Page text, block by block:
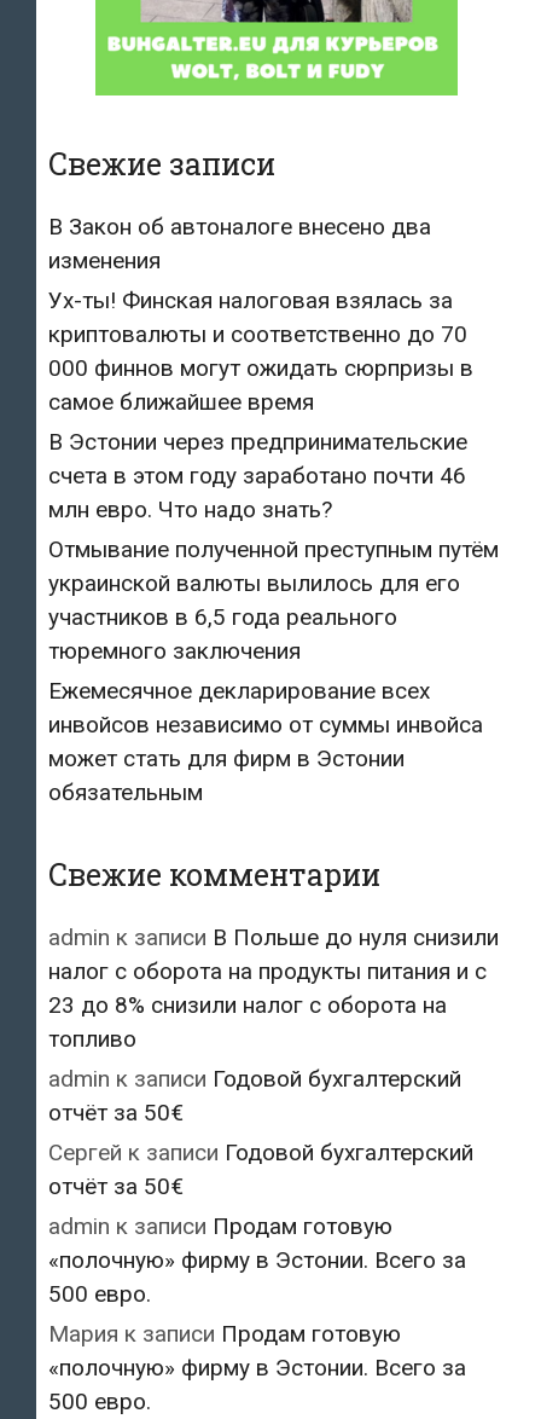
Свежие записи
В Закон об автоналоге внесено два
изменения
Ух-ты! Финская налоговая взялась за
криптовалюты и соответственно до 70
000 финнов могут ожидать сюрпризы в
самое ближайшее время
В Эстонии через предпринимательские
счета в этом году заработано почти 46
млн евро. Что надо знать?
Отмывание полученной преступным путём
украинской валюты вылилось для его
участников в 6,5 года реального
тюремного заключения
Ежемесячное декларирование всех
инвойсов независимо от суммы инвойса
может стать для фирм в Эстонии
обязательным
Свежие комментарии
admin к записи В Польше до нуля снизили
налог с оборота на продукты питания и с
23 до 8% снизили налог с оборота на
топливо
admin к записи Годовой бухгалтерский
отчёт за 50€
Сергей к записи Годовой бухгалтерский
отчёт за 50€
admin к записи Продам готовую
«полочную» фирму в Эстонии. Всего за
500 евро.
Мария к записи Продам готовую
«полочную» фирму в Эстонии. Всего за
500 евро.